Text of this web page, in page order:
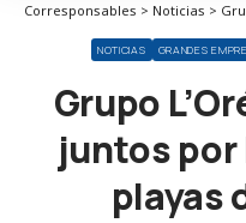
NOTICIAS GRANDES
Grupo
juntos por
playas